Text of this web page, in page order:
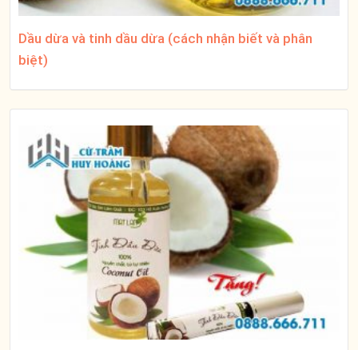
Dầu dừa và tinh dầu dừa (cách nhận biết và phân
biệt)